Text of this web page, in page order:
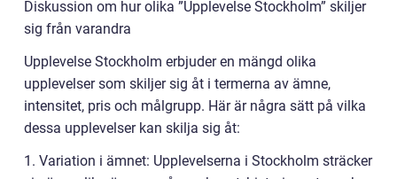
Diskussion om hur olika ”Upplevelse Stockholm” skiljer
sig från varandra
Upplevelse Stockholm erbjuder en mängd olika
upplevelser som skiljer sig åt i termerna av ämne,
intensitet, pris och målgrupp. Här är några sätt på vilka
dessa upplevelser kan skilja sig åt:
1. Variation i ämnet: Upplevelserna i Stockholm sträcker